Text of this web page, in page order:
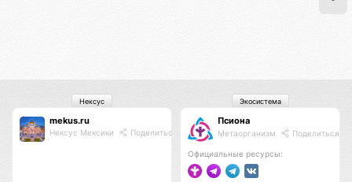
mekus.ru
Нексус Мексики Поделиться
Нексус
Псиона
Метаорганизм Поделиться
Официальные ресурсы:
Экосистема